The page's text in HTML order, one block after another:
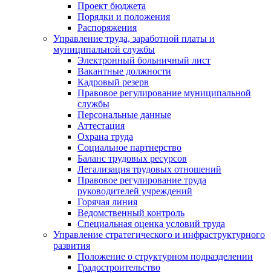
Проект бюджета
Порядки и положения
Распоряжения
Управление труда, заработной платы и
муниципальной службы
Электронный больничный лист
Вакантные должности
Кадровый резерв
Правовое регулирование муниципальной
службы
Персональные данные
Аттестация
Охрана труда
Социальное партнерство
Баланс трудовых ресурсов
Легализация трудовых отношений
Правовое регулирование труда
руководителей учреждений
Горячая линия
Ведомственный контроль
Специальная оценка условий труда
Управление стратегического и инфраструктурного
развития
Положение о структурном подразделении
Градостроительство